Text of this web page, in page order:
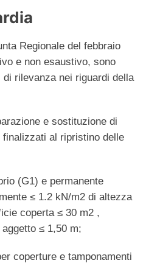
Regionale del febbraio
e non esaustivo, sono
rilevanza nei riguardi della
e sostituzione di
al ripristino delle
(G1) e permanente
≤ 1.2 kN/m2 di altezza
coperta ≤ 30 m2 ,
≤ 1,50 m;
coperture e tamponamenti